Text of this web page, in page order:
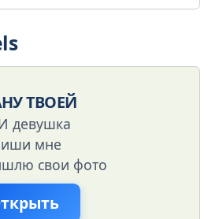
ТВОЕЙ
девушка
мне
свои фото